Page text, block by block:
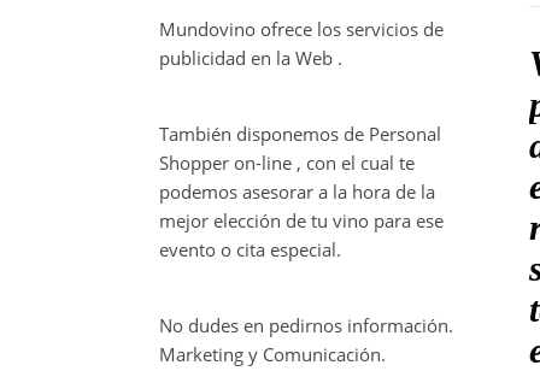
Mundovino ofrece los servicios de
publicidad en la Web .
También disponemos de Personal
Shopper on-line , con el cual te
podemos asesorar a la hora de la
mejor elección de tu vino para ese
evento o cita especial.
No dudes en pedirnos información.
Marketing y Comunicación.